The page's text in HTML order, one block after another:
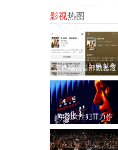
影《九尾猫》
影视热图
江西瑞昌首部励志短
剧《蛋姐传奇》持续
火爆！双平台数据刷
新纪录，见证本土力
量
年度女性犯罪力作
《蜂蜜的针》定档3月
28日 绝版影后阵容癫